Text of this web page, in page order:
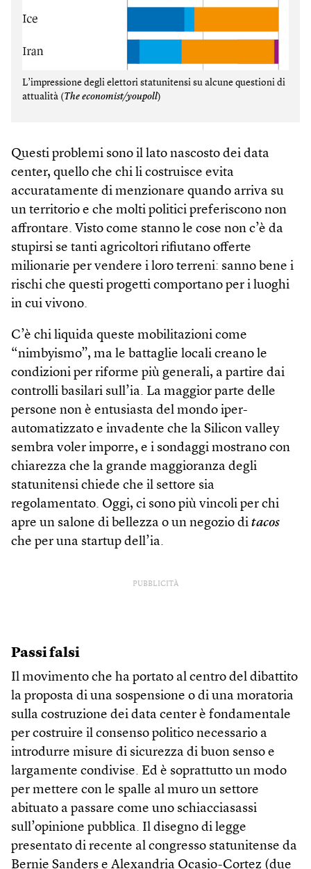
L’impressione degli elettori statunitensi su alcune questioni di
attualità (The economist/youpoll)
Questi problemi sono il lato nascosto dei data
center, quello che chi li costruisce evita
accuratamente di menzionare quando arriva su
un territorio e che molti politici preferiscono non
affrontare. Visto come stanno le cose non c’è da
stupirsi se tanti agricoltori rifiutano offerte
milionarie per vendere i loro terreni: sanno bene i
rischi che questi progetti comportano per i luoghi
in cui vivono.
C’è chi liquida queste mobilitazioni come
“nimbyismo”, ma le battaglie locali creano le
condizioni per riforme più generali, a partire dai
controlli basilari sull’ia. La maggior parte delle
persone non è entusiasta del mondo iper-
automatizzato e invadente che la Silicon valley
sembra voler imporre, e i sondaggi mostrano con
chiarezza che la grande maggioranza degli
statunitensi chiede che il settore sia
regolamentato. Oggi, ci sono più vincoli per chi
apre un salone di bellezza o un negozio di tacos
che per una startup dell’ia.
PUBBLICITÀ
Passi falsi
Il movimento che ha portato al centro del dibattito
la proposta di una sospensione o di una moratoria
sulla costruzione dei data center è fondamentale
per costruire il consenso politico necessario a
introdurre misure di sicurezza di buon senso e
largamente condivise. Ed è soprattutto un modo
per mettere con le spalle al muro un settore
abituato a passare come uno schiacciasassi
sull’opinione pubblica. Il disegno di legge
presentato di recente al congresso statunitense da
Bernie Sanders e Alexandria Ocasio-Cortez (due